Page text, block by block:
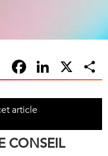
X
CONSEIL
article